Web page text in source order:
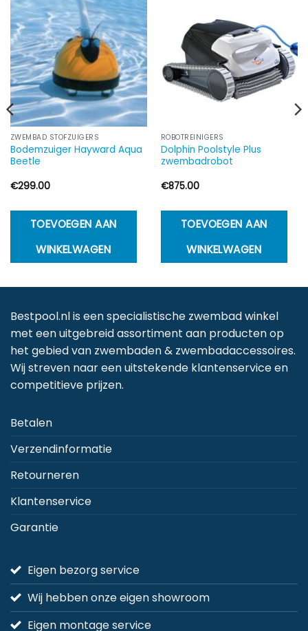
ZWEMBAD STOFZUIGERS
Bodemzuiger Hayward Aqua
Beetle
€299.00
TOEVOEGEN AAN
WINKELWAGEN
ROBOTREINIGERS
Dolphin Poolstyle Plus
zwembadrobot
€875.00
TOEVOEGEN AAN
WINKELWAGEN
Bestpool.nl is een specialistische zwembad winkel
met een uitgebreid assortiment aan producten op
het gebied van zwembaden & zwembadaccessoires.
Wij streven naar een uitstekende klantenservice en
competitieve prijzen.
Betalen
Verzendinformatie
Retourneren
Klantenservice
Garantie
Eigen bezorg service
Wij hebben onze eigen showroom
Eigen montage service